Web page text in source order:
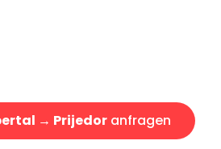
→ Prijedor anfragen